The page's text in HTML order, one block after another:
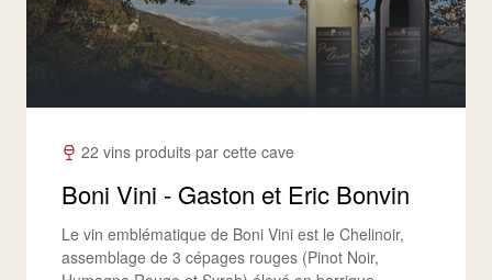
22 vins produits par cette cave
Boni Vini - Gaston et Eric Bonvin
Le vin emblématique de Boni Vini est le Chelinoir,
assemblage de 3 cépages rouges (Pinot Noir,